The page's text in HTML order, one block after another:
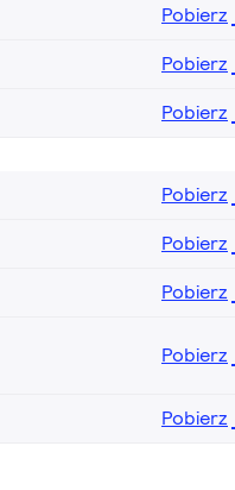
Pobierz
Pobierz
Pobierz
Pobierz
Pobierz
Pobierz
Pobierz
Pobierz